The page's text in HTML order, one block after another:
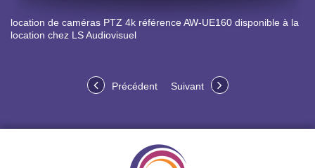
location de caméras PTZ 4k référence AW-UE160 disponible à la
location chez LS Audiovisuel
Précédent Suivant